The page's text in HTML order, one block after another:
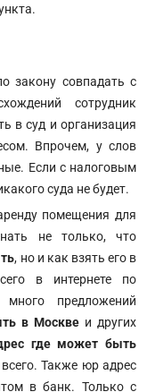
закону совпадать с
сотрудник
в суд и организация
Впрочем, у слов
Если с налоговым
суда не будет.
помещения для
не только, что
, но и как взять его в
в интернете по
много предложений
в Москве и других
где может быть
Также юр адрес
в банк. Только с